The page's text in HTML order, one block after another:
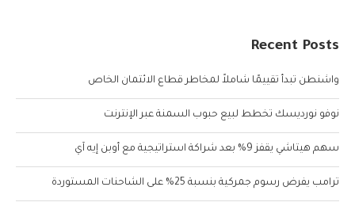
Recent Posts
واشنطن تبدأ تقييمًا شاملاً لمخاطر قطاع الائتمان الخاص
نوفو نورديسك تخطط لبيع حبوب السمنة عبر الإنترنت
سهم هيتاشي يقفز 9% بعد شراكة استراتيجية مع أوبن إيه آي
ترامب يفرض رسوم جمركية بنسبة 25% على الشاحنات المستوردة